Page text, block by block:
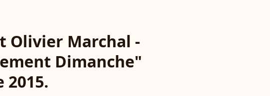
Olivier Marchal -
Dimanche"
2015.